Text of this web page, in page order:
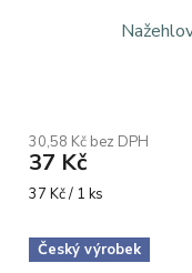
produktu
je
5,0
hvězdiček.
30,58 Kč bez DPH
37 Kč
Měrná
37 Kč / 1 ks
Český výrobek